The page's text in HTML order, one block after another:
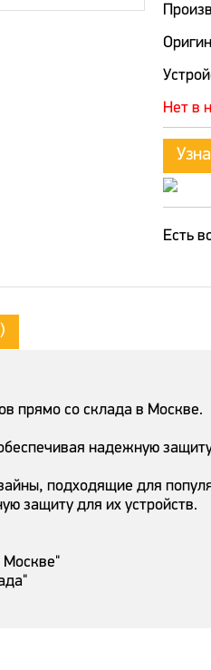
Нет в
Есть
прямо со склада в Москве.
надежную
подходящие для
защиту для их устройств.
Москве"